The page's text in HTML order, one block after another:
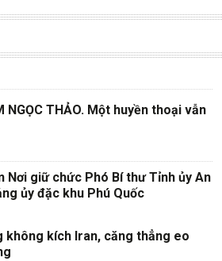
NGỌC THẢO. Một huyền thoại vẫn
Nơi giữ chức Phó Bí thư Tỉnh ủy An
ủy đặc khu Phú Quốc
không kích Iran, căng thẳng eo